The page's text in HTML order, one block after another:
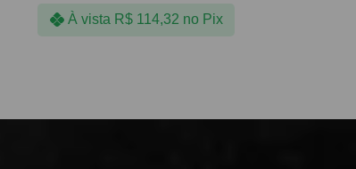
À vista R$114,32 no Pix